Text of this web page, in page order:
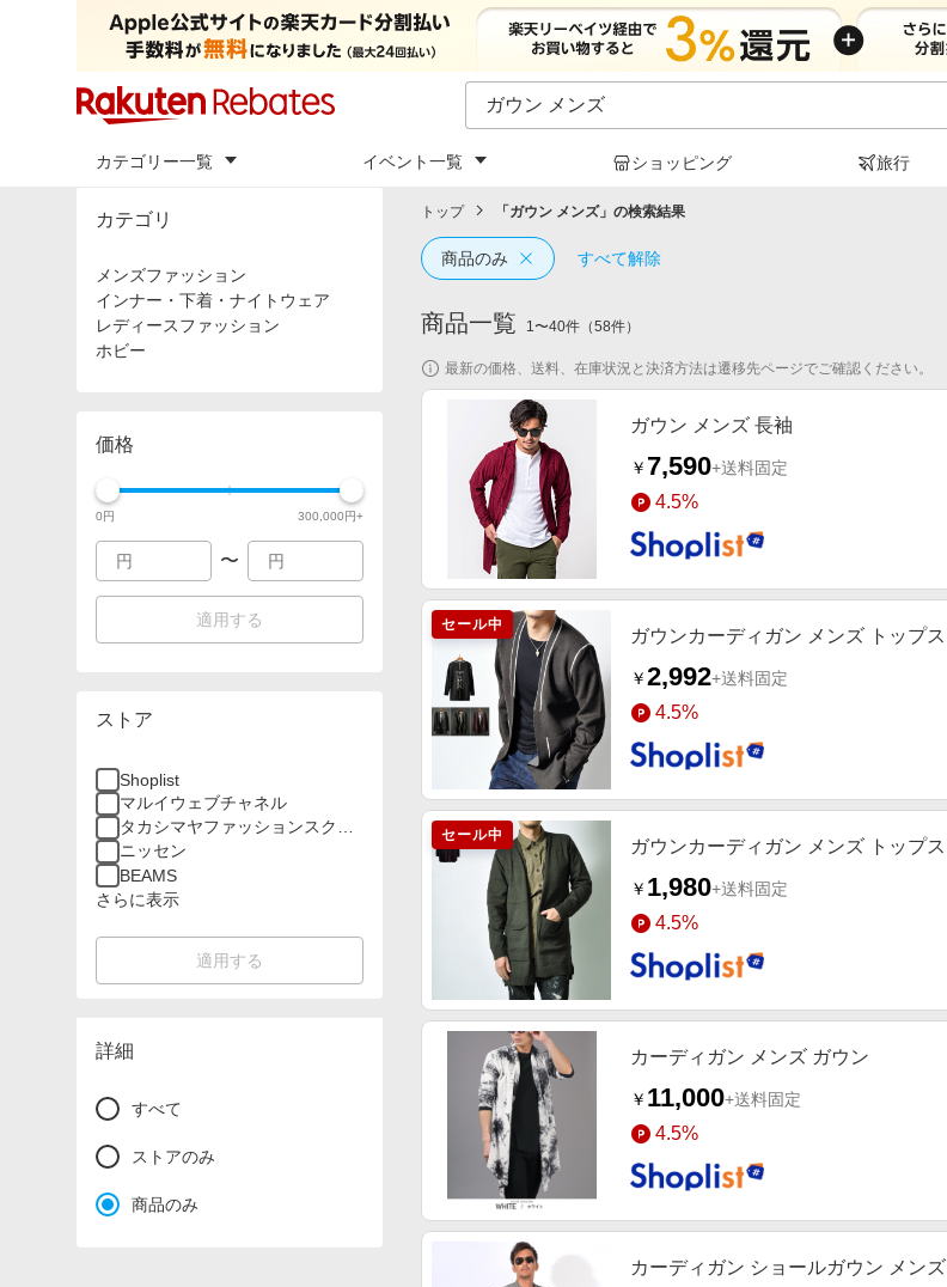
カテゴリー一覧 イベント一覧 ショッピング 旅行
カテゴリ
メンズファッション
インナー・下着・ナイトウェア
レディースファッション
ホビー
価格
0円 300,000円+
〜
適用する
ストア
Shoplist
マルイウェブチャネル
タカシマヤファッションスクエ
ア
ニッセン
BEAMS
さらに表示
適用する
詳細
すべて
ストアのみ
商品のみ
トップ 「 ガウン メンズ」の検索結果
商品のみ すべて解除
商品一覧 1〜40件 （58件）
最新の価格、送料、在庫状況と決済方法は遷移先ページでご確認ください。
ガウン メンズ 長袖
￥ 7,590+送料固定
4.5%
セール中
ガウンカーディガン メンズ トップス
￥2,992+送料固定
4.5%
セール中
ガウンカーディガン メンズ トップス
￥ 1,980+送料固定
4.5%
カーディガン メンズ ガウン
￥ 11,000+送料固定
4.5%
カーディガン ショールガウン メンズ